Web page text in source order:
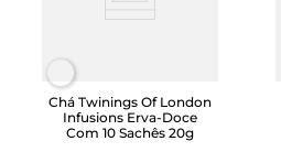
Chá Twinings Of London
Infusions Erva-Doce
Com 10 Sachês 20g